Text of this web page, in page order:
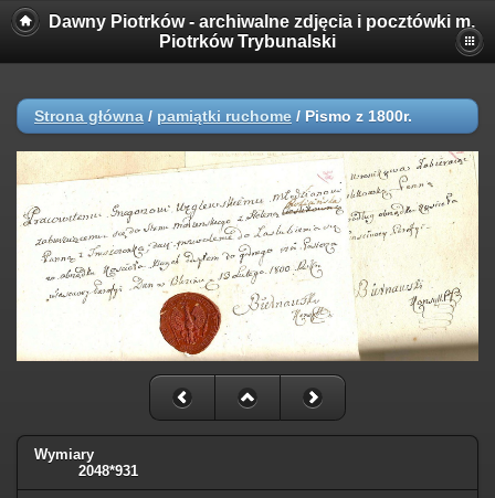
Dawny Piotrków - archiwalne zdjęcia i pocztówki m.
Piotrków Trybunalski
Strona główna / pamiątki ruchome / Pismo z 1800r.
Wymiary
2048*931